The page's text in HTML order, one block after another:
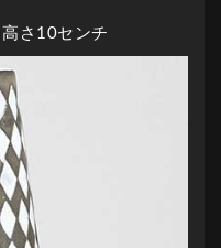
さ10センチ